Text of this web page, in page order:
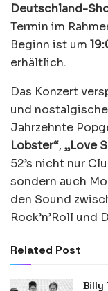
Deutschland-
Termin im
Beginn ist um
erhältlich.
Das Konzert
und
Jahrzehnte
Lobster“, „Love
52’s nicht nur
sondern auch
den Sound
Rock’n’Roll
Related Post
Billy